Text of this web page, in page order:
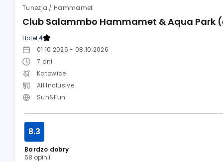
Tunezja / Hammamet
Club Salammbo Hammamet & Aqua Park
Hotel:4
01.10.2026 - 08.10.2026
7 dni
Katowice
All Inclusive
Sun&Fun
Bardzo dobry
68 opinii
8.3